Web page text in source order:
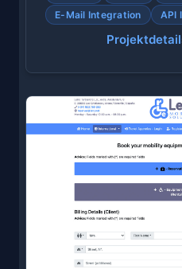
E-Mail Integration API